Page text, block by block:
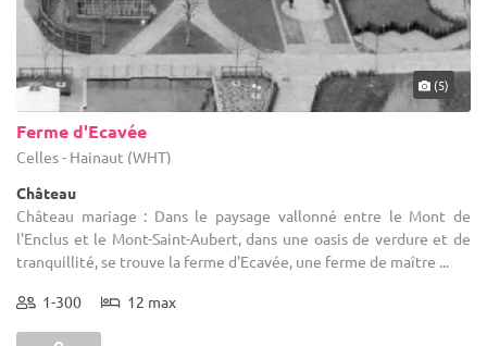
(5)
Ferme d'Ecavée
Celles - Hainaut (WHT)
Château
Château mariage : Dans le paysage vallonné entre le Mont de
l'Enclus et le Mont-Saint-Aubert, dans une oasis de verdure et de
tranquillité, se trouve la ferme d'Ecavée, une ferme de maître ...
1-300 12 max